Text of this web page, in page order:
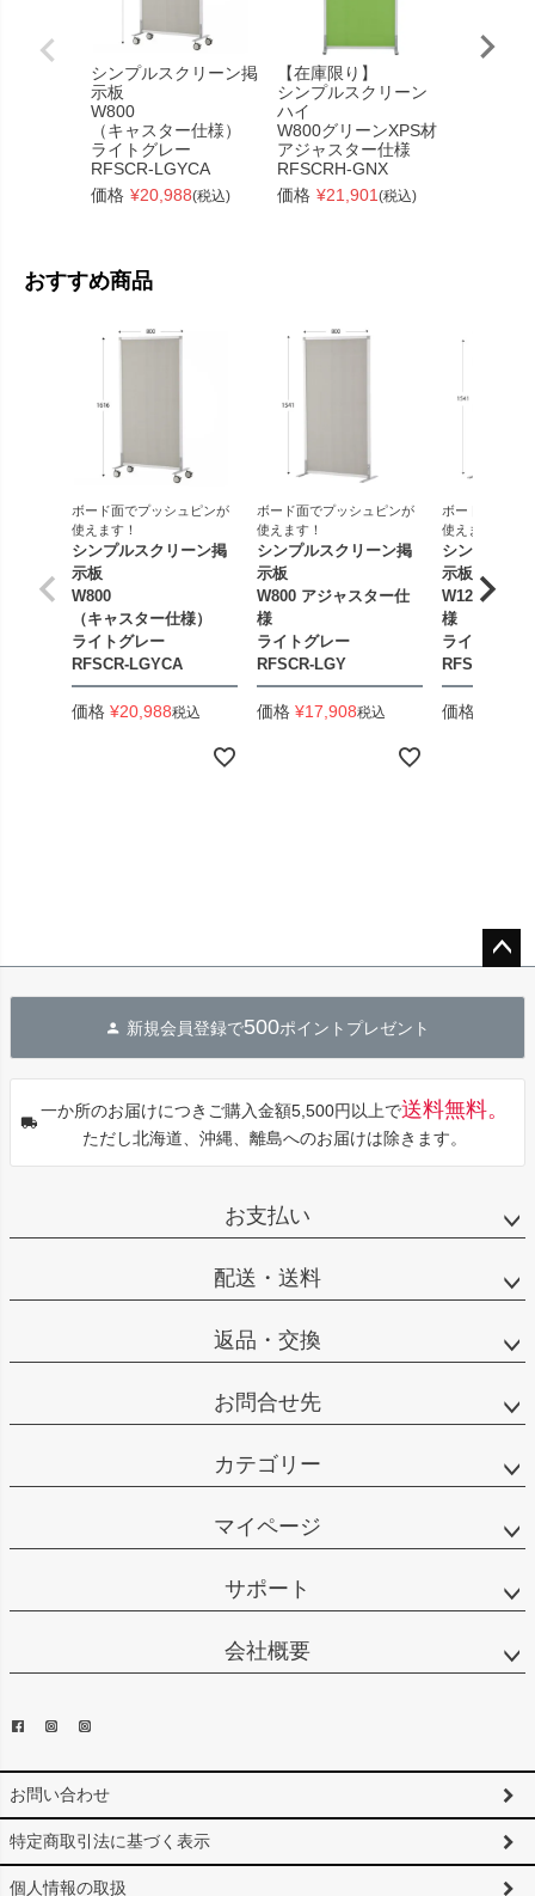
シンプルスクリーン掲
示板
W800
（キャスター仕様）
ライトグレー
RFSCR-LGYCA
価格 ¥20,988(税込)
【在庫限り】
シンプルスクリーン
ハイ
W800グリーンXPS材
アジャスター仕様
RFSCRH-GNX
価格 ¥21,901(税込)
おすすめ商品
ボード面でプッシュピンが
使えます！
シンプルスクリーン掲
示板
W800
（キャスター仕様）
ライトグレー
RFSCR-LGYCA
価格 ¥20,988税込
ボード面でプッシュピンが
使えます！
シンプルスクリーン掲
示板
W800 アジャスター仕
様
ライトグレー
RFSCR-LGY
価格 ¥17,908税込
ボード面でプ
使えます！
シンプルス
示板
W1200アジ
様
ライトグレー
RFSCRW-
価格
へ
新規会員登録で500ポイントプレゼント
一か所のお届けにつきご購入金額5,500円以上で送料無料。
ただし北海道、沖縄、離島へのお届けは除きます。
お支払い
配送・送料
返品・交換
お問合せ先
カテゴリー
マイページ
サポート
会社概要
お問い合わせ
特定商取引法に基づく表示
個人情報の取扱